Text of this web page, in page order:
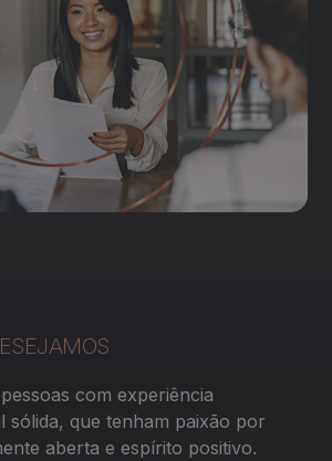
com experiência
sólida, que tenham paixão por
aberta e espírito positivo.